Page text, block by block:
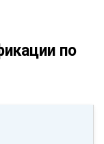
по